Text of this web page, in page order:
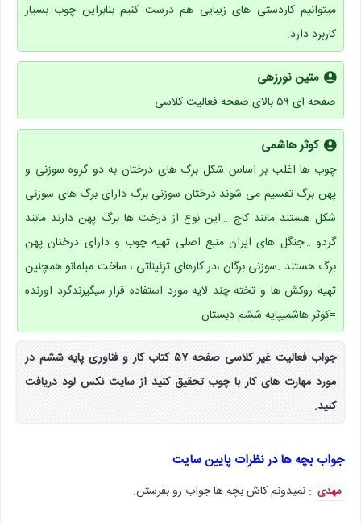
میتوانیم کاردستی های زیبایی هم درست کنیم بنابراین چوب بسیار
کاربرد دارد.
متین نورزهی
صفحه ای ۵۹ بالای صفحه فعالیت کلاسی
کوثر هاشمی
چوب ها اغلب بر اساس شکل برگ های درختان به دو گروه سوزنی و
پهن برگ تقسیم می شوند درختان سوزنی برگ دارای برگ های سوزنی
شکل هستند مانند کاج …این نوع از درخت ها برگ پهن دارند مانند
گردو …جنگل های ایران منبع اصلی تهیه چوب و دارای درختان پهن
برگ هستند .سوزنی برگان ،در کارهای تزئیناتی ، ساخت مبلمانو همچنین
تهیه روکش ها و تخته چند لایه مورد استفاده قرار میگیرندگرد اورنده
=کوثر هاشمیپایه ششم دبستان
جواب فعالیت غیر کلاسی صفحه ۵۷ کتاب کار و فناوری پایه ششم در
مورد مهارت های کار با چوب تحقیق کنید از سایت نکس لود دریافت
کنید.
جواب بچه ها در نظرات پایین سایت
مهدی : نمیدونم کاش بچه ها جواب رو بفرستن.